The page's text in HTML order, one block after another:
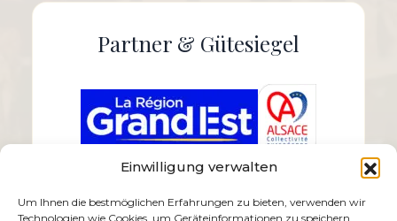
Einwilligung verwalten
Um Ihnen die bestmöglichen Erfahrungen zu bieten, verwenden wir
Technologien wie Cookies, um Geräteinformationen zu speichern
Partner & Gütesiegel